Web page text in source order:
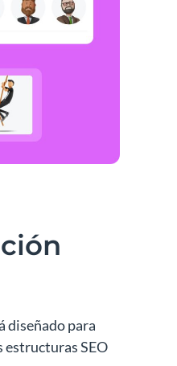
diseñado para
estructuras SEO